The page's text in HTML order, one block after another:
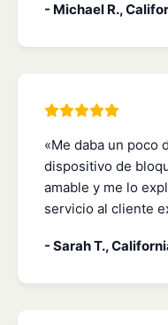
- Michael R.,
«Me daba un poco
dispositivo de
amable y me lo
servicio al cliente
- Sarah T.,